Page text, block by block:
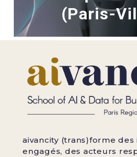
(Paris-
aivancity (trans)forme des
engagés, des acteurs